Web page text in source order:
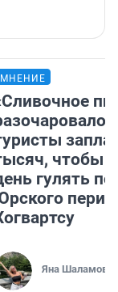
МНЕНИЕ
чтобы
гулять по
Яна Шаламова